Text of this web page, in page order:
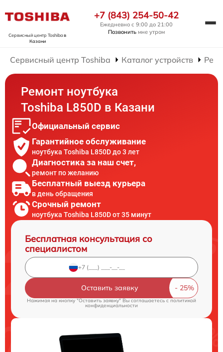
Сервисный центр Toshibaв
Казани
+7 (843) 254-50-42
Ежедневно с 9:00 до 21:00
Позвонить мне утром
Сервисный центр Toshiba Каталог устройств
Ремонт ноутбука
Toshiba L850D в Казани
Официальный сервис
Гарантийное обслуживание
ноутбука Toshiba L850D до 3 лет
Диагностика за наш счет,
ремонт по желанию
Бесплатный выезд курьера
в день обращения
Срочный ремонт
ноутбука Toshiba L850D от 35 минут
Бесплатная консультация со
специалистом
Оставить заявку
Нажимая на кнопку "Оставить заявку" Вы соглашаетесь cполитикой
конфиденциальности